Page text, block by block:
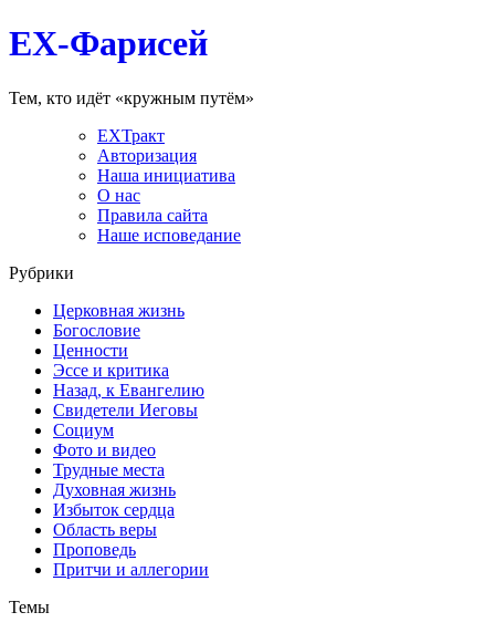
EX-Фарисей
Тем, кто идёт «кружным путём»
EXТракт
Авторизация
Наша инициатива
О нас
Правила сайта
Наше исповедание
Рубрики
Церковная жизнь
Богословие
Ценности
Эссе и критика
Назад, к Евангелию
Свидетели Иеговы
Социум
Фото и видео
Трудные места
Духовная жизнь
Избыток сердца
Область веры
Проповедь
Притчи и аллегории
Темы